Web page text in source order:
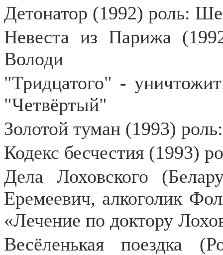
Детонатор (1992) роль:
Невеста из Парижа
Володи
"Тридцатого" -
"Четвёртый"
Золотой туман (1993)
Кодекс бесчестия (1993)
Дела Лоховского
Еремеевич, алкоголик
«Лечение по доктору
Весёленькая поездка